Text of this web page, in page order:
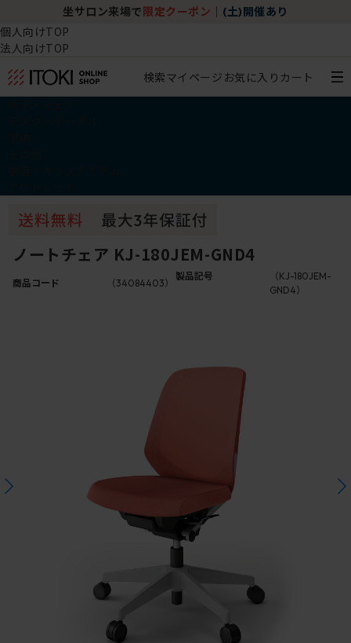
坐サロン来場で 限定クーポン (土)開催あり
個人向けTOP
法人向けTOP
検索マイページ お気に入り カート
ノートチェア KJ-180JEM-GND4
商品コード （34084403）
製品記号
（KJ-180JEM-
GND4）